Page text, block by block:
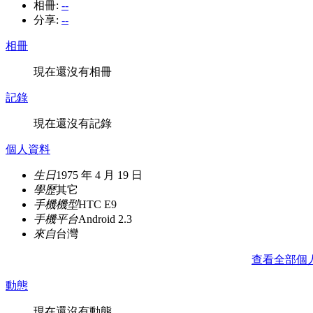
相冊: --
分享: --
相冊
現在還沒有相冊
記錄
現在還沒有記錄
個人資料
生日1975 年 4 月 19 日
學歷其它
手機機型HTC E9
手機平台Android 2.3
來自台灣
查看全部個
動態